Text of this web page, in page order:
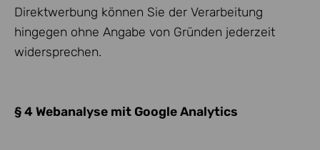
Direktwerbung können Sie der Verarbeitung
hingegen ohne Angabe von Gründen jederzeit
widersprechen.
§ 4 Webanalyse mit Google Analytics